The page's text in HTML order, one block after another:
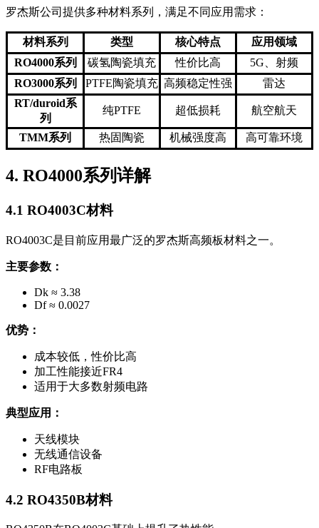
罗杰斯公司提供多种材料系列，满足不同应用需求：
材料系列 类型 核心特点
应用领域
RO4000系列
碳氢陶瓷填充 性价比高
5G、射频
RO3000系列
PTFE陶瓷填充 高频稳定性强
雷达
RT/duroid系
列
纯PTFE 超低损耗 航空航天
TMM系列 热固陶瓷 机械强度高 高可靠环境
4. RO4000系列详解
4.1 RO4003C材料
RO4003C是目前应用最广泛的罗杰斯高频板材料之一。
主要参数：
Dk ≈ 3.38
Df ≈ 0.0027
优势：
成本较低，性价比高
加工性能接近FR4
适用于大多数射频电路
典型应用：
天线模块
无线通信设备
RF电路板
4.2 RO4350B材料